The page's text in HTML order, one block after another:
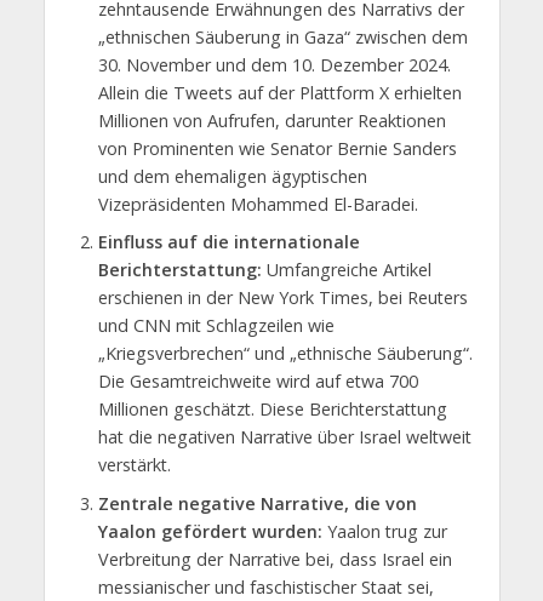
zehntausende Erwähnungen des Narrativs der
„ethnischen Säuberung in Gaza“ zwischen dem
30. November und dem 10. Dezember 2024.
Allein die Tweets auf der Plattform X erhielten
Millionen von Aufrufen, darunter Reaktionen
von Prominenten wie Senator Bernie Sanders
und dem ehemaligen ägyptischen
Vizepräsidenten Mohammed El-Baradei.
Einfluss auf die internationale
Berichterstattung: Umfangreiche Artikel
erschienen in der New York Times, bei Reuters
und CNN mit Schlagzeilen wie
„Kriegsverbrechen“ und „ethnische Säuberung“.
Die Gesamtreichweite wird auf etwa 700
Millionen geschätzt. Diese Berichterstattung
hat die negativen Narrative über Israel weltweit
verstärkt.
Zentrale negative Narrative, die von
Yaalon gefördert wurden: Yaalon trug zur
Verbreitung der Narrative bei, dass Israel ein
messianischer und faschistischer Staat sei,